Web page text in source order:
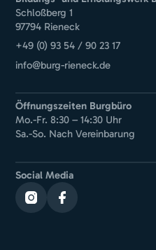
Schloßberg 1
97794 Rieneck
+49 (0) 93 54 / 90 23 17
info@burg-rieneck.de
Öffnungszeiten Burgbüro
Mo.-Fr. 8:30 – 14:30 Uhr
Sa.-So. Nach Vereinbarung
Social Media